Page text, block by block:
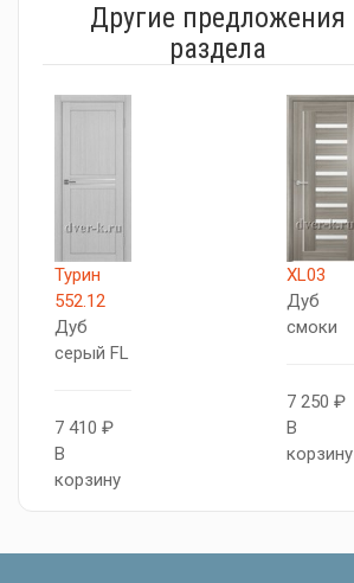
Другие предложения
раздела
Турин
552.12
Дуб
серый FL
7 410 ₽
В
корзину
XL03
Дуб
смоки
7 250 ₽
В
корзину